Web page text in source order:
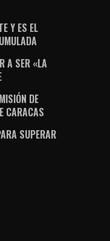
Y ES EL
A SER «LA
DE
CARACAS
SUPERAR